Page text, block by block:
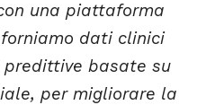
una piattaforma
dati clinici
basate su
per migliorare la